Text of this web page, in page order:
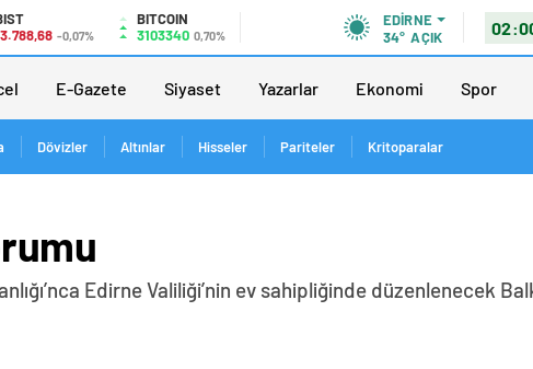
-0,07%
BITCOIN
3103340 0,70%
EDIRNE
34° AÇIK
E-Gazete Siyaset Yazarlar Ekonomi Spor
Dövizler Altınlar Hisseler Pariteler Kritoparalar
Edirne Valiliği’nin ev sahipliğinde düzenlenecek